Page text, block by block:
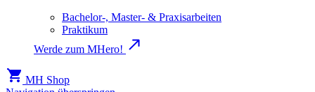
Bachelor-, Master- & Praxisarbeiten
Praktikum
Werde zum MHero!
MH Shop